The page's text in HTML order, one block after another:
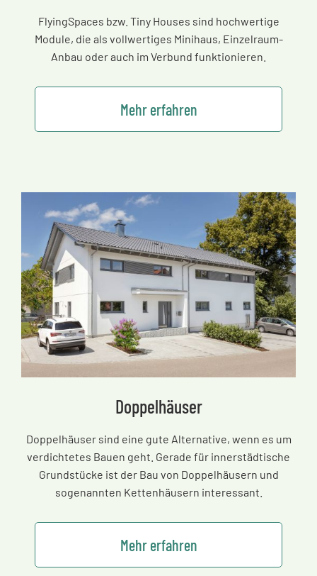
FlyingSpaces bzw. Tiny Houses sind hochwertige
Module, die als vollwertiges Minihaus, Einzelraum-
Anbau oder auch im Verbund funktionieren.
Mehr erfahren
Doppelhäuser
Doppelhäuser sind eine gute Alternative, wenn es um
verdichtetes Bauen geht. Gerade für innerstädtische
Grundstücke ist der Bau von Doppelhäusern und
sogenannten Kettenhäusern interessant.
Mehr erfahren